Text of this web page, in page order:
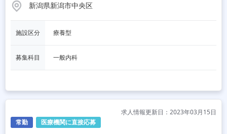
新潟県新潟市中央区
施設区分 療養型
募集科目 一般内科
常勤 医療機関に直接応募
求人情報更新日：2023年03月15日